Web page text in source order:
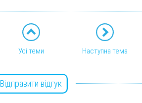
Усі теми Наступна тема
Відправити відгук